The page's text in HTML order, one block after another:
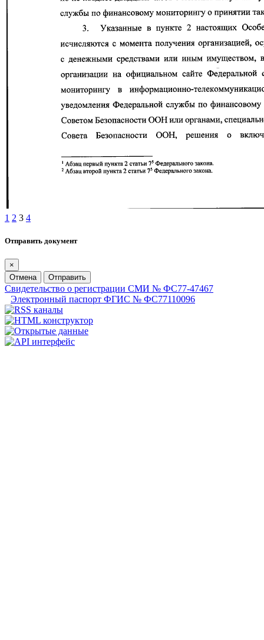
1 2 3 4
Отправить документ
×
Отмена
Отправить
Свидетельство о регистрации СМИ № ФС77-47467
Электронный паспорт ФГИС № ФС77110096